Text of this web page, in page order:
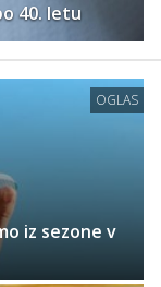
40. letu
OGLAS
iz sezone v